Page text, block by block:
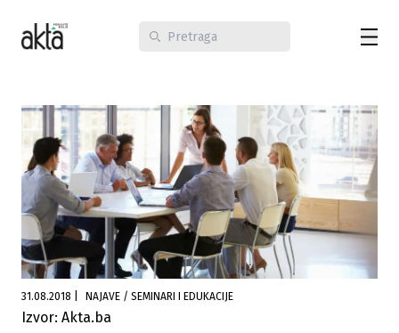
31.08.2018 NAJAVE / SEMINARI I EDUKACIJE
Izvor: Akta.ba